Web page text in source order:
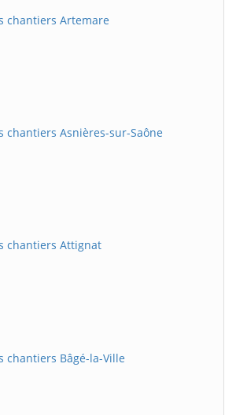
chantiers Artemare
chantiers Asnières-sur-Saône
chantiers Attignat
chantiers Bâgé-la-Ville